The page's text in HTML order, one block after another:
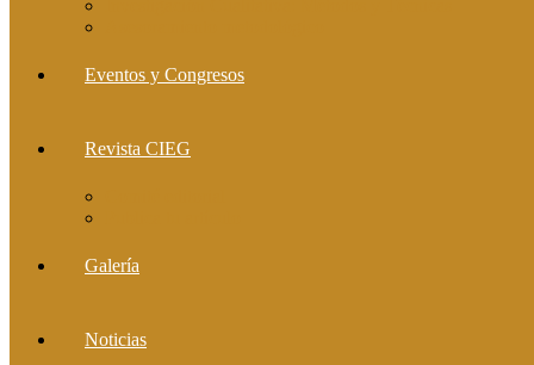
Eventos y Congresos
Revista CIEG
Galería
Noticias